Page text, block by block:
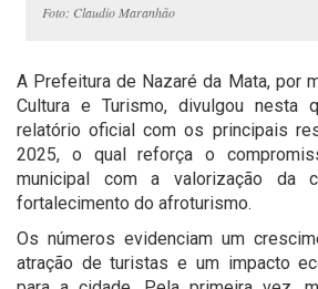
Foto: Claudio Maranhão
A Prefeitura de Nazaré da Mata, por
Cultura e Turismo, divulgou nesta
relatório oficial com os principais
2025, o qual reforça o
municipal com a valorização da
fortalecimento do afroturismo.
Os números evidenciam um
atração de turistas e um impacto